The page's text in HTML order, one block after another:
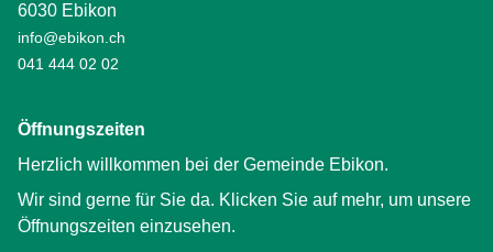
6030 Ebikon
info@ebikon.ch
041 444 02 02
Öffnungszeiten
Herzlich willkommen bei der Gemeinde Ebikon.
Wir sind gerne für Sie da. Klicken Sie auf mehr, um unsere
Öffnungszeiten einzusehen.